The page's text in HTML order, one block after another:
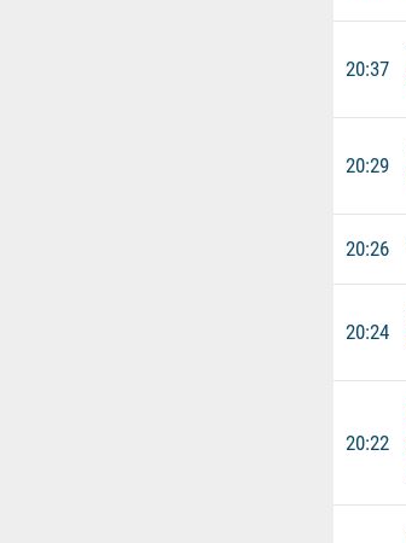
20:37
20:29
20:26
20:24
20:22